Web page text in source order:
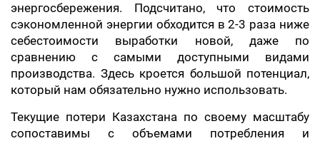
энергосбережения. Подсчитано, что стоимость
сэкономленной энергии обходится в 2-3 раза ниже
себестоимости выработки новой, даже по
сравнению с самыми доступными видами
производства. Здесь кроется большой потенциал,
который нам обязательно нужно использовать.
Текущие потери Казахстана по своему масштабу
сопоставимы с объемами потребления и